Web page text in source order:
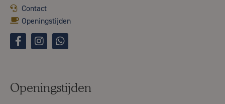
Contact
Openingstijden
Openingstijden